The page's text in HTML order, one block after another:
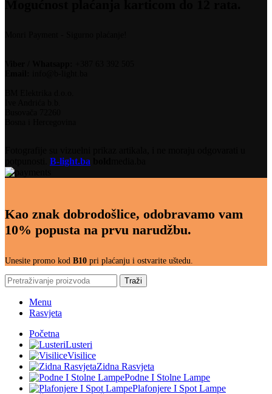
B-light.ba
Kao znak dobrodošlice, odobravamo vam
10% popusta na prvu narudžbu.
Unesite promo kod B10 pri plaćanju i ostvarite uštedu.
Traži
Menu
Rasvjeta
Početna
Lusteri
Visilice
Zidna Rasvjeta
Podne I Stolne Lampe
Plafonjere I Spot Lampe